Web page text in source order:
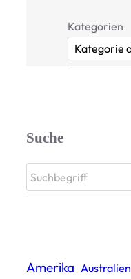
Kategorien
Suche
S
e
Amerika Australien